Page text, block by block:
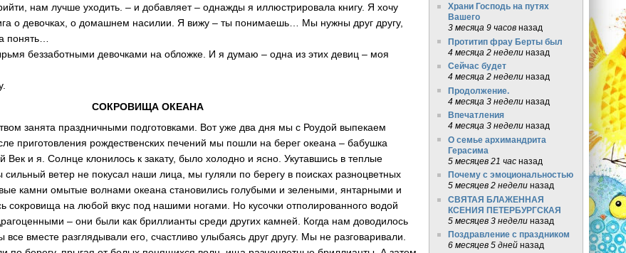
нам лучше уходить. – и добавляет – однажды я иллюстрировала книгу. Я хочу
о девочках, о домашнем насилии. Я вижу – ты понимаешь… Мы нужны друг другу,
понять…
беззаботными девочками на обложке. И я думаю – одна из этих девиц – моя
СОКРОВИЩА ОКЕАНА
занята праздничными подготовками. Вот уже два дня мы с Роудой выпекаем
приготовления рождественских печений мы пошли на берег океана – бабушка
Век и я. Солнце клонилось к закату, было холодно и ясно. Укутавшись в теплые
ветер не покусал наши лица, мы гуляли по берегу в поисках разноцветных
камни омытые волнами океана становились голубыми и зелеными, янтарными и
сокровища на любой вкус под нашими ногами. Но кусочки отполированного водой
– они были как бриллианты среди других камней. Когда нам доводилось
все вместе разглядывали его, счастливо улыбаясь друг другу. Мы не разговаривали.
Храни Господь на путях
Вашего
3 месяца 9 часовназад
Протитип фрау Берты был
4 месяца 2 неделиназад
Сейчас будет
4 месяца 2 неделиназад
Продолжение.
4 месяца 3 неделиназад
Впечатления
4 месяца 3 неделиназад
О семье архимандрита
Герасима
5 месяцев 21 часназад
Почему с эмоциональностью
5 месяцев 2 неделиназад
СВЯТАЯ БЛАЖЕННАЯ
КСЕНИЯ ПЕТЕРБУРГСКАЯ
5 месяцев 3 неделиназад
Поздравление с праздником
6 месяцев 5 днейназад